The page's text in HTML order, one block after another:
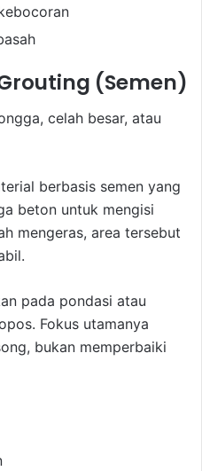
(Semen)
celah besar, atau
berbasis semen yang
beton untuk mengisi
mengeras, area tersebut
pada pondasi atau
Fokus utamanya
bukan memperbaiki